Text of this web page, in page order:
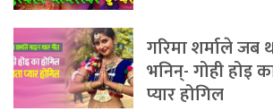
गरिमा शर्माले जब
भनिन्- गोही होइ
प्यार होगिल